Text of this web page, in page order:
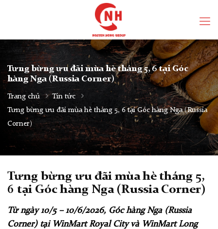
Tưng bừng ưu đãi mùa hè tháng 5, 6 tại Góc
hàng Nga (Russia Corner)
Trang chủ
Tin tức
Tưng bừng ưu đãi mùa hè tháng 5, 6 tại Góc hàng Nga (Russia
Corner)
Tưng bừng ưu đãi mùa hè tháng 5,
6 tại Góc hàng Nga (Russia Corner)
Từ ngày 10/5 – 10/6/2026, Góc hàng Nga (Russia
Corner) tại WinMart Royal City và WinMart Long